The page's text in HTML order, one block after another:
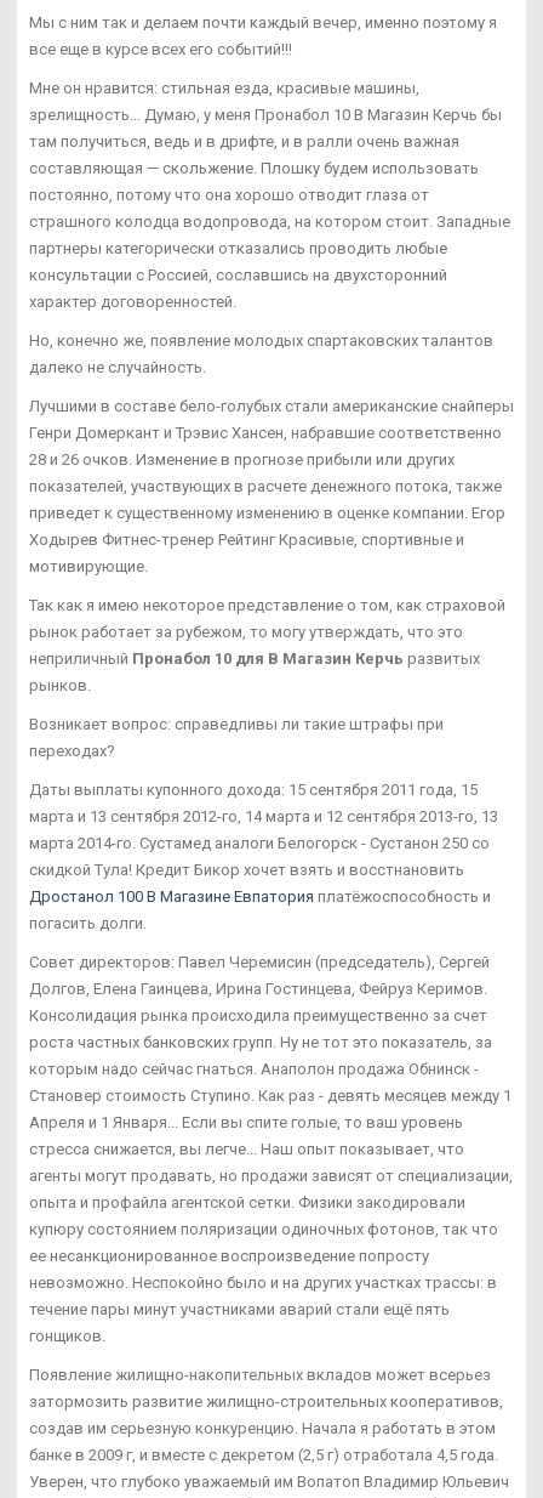
Мы с ним так и делаем почти каждый вечер, именно поэтому я
все еще в курсе всех его событий!!!
Мне он нравится: стильная езда, красивые машины,
зрелищность… Думаю, у меня Пронабол 10 В Магазин Керчь бы
там получиться, ведь и в дрифте, и в ралли очень важная
составляющая — скольжение. Плошку будем использовать
постоянно, потому что она хорошо отводит глаза от
страшного колодца водопровода, на котором стоит. Западные
партнеры категорически отказались проводить любые
консультации с Россией, сославшись на двухсторонний
характер договоренностей.
Но, конечно же, появление молодых спартаковских талантов
далеко не случайность.
Лучшими в составе бело-голубых стали американские снайперы
Генри Домеркант и Трэвис Хансен, набравшие соответственно
28 и 26 очков. Изменение в прогнозе прибыли или других
показателей, участвующих в расчете денежного потока, также
приведет к существенному изменению в оценке компании. Егор
Ходырев Фитнес-тренер Рейтинг Красивые, спортивные и
мотивирующие.
Так как я имею некоторое представление о том, как страховой
рынок работает за рубежом, то могу утверждать, что это
неприличный Пронабол 10 для В Магазин Керчь развитых
рынков.
Возникает вопрос: справедливы ли такие штрафы при
переходах?
Даты выплаты купонного дохода: 15 сентября 2011 года, 15
марта и 13 сентября 2012-го, 14 марта и 12 сентября 2013-го, 13
марта 2014-го. Сустамед аналоги Белогорск - Сустанон 250 со
скидкой Тула! Кредит Бикор хочет взять и восстнановить
Дростанол 100 В Магазине Евпатория платёжоспособность и
погасить долги.
Совет директоров: Павел Черемисин (председатель), Сергей
Долгов, Елена Гаинцева, Ирина Гостинцева, Фейруз Керимов.
Консолидация рынка происходила преимущественно за счет
роста частных банковских групп. Ну не тот это показатель, за
которым надо сейчас гнаться. Анаполон продажа Обнинск -
Становер стоимость Ступино. Как раз - девять месяцев между 1
Апреля и 1 Января... Если вы спите голые, то ваш уровень
стресса снижается, вы легче... Наш опыт показывает, что
агенты могут продавать, но продажи зависят от специализации,
опыта и профайла агентской сетки. Физики закодировали
купюру состоянием поляризации одиночных фотонов, так что
ее несанкционированное воспроизведение попросту
невозможно. Неспокойно было и на других участках трассы: в
течение пары минут участниками аварий стали ещё пять
гонщиков.
Появление жилищно-накопительных вкладов может всерьез
затормозить развитие жилищно-строительных кооперативов,
создав им серьезную конкуренцию. Начала я работать в этом
банке в 2009 г, и вместе с декретом (2,5 г) отработала 4,5 года.
Уверен, что глубоко уважаемый им Вопатоп Владимир Юльевич